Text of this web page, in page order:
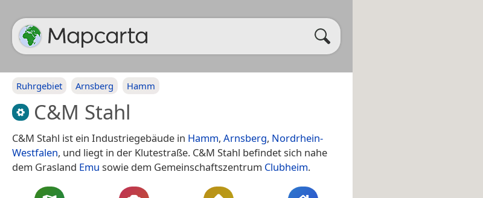
Ruhrgebiet Arnsberg Hamm
C&M Stahl
C&M Stahl ist ein Industriegebäude in Hamm, Arnsberg, Nordrhein-
Westfalen, und liegt in der Klutestraße. C&M Stahl befindet sich nahe
dem Grasland Emu sowie dem Gemeinschaftszentrum Clubheim.